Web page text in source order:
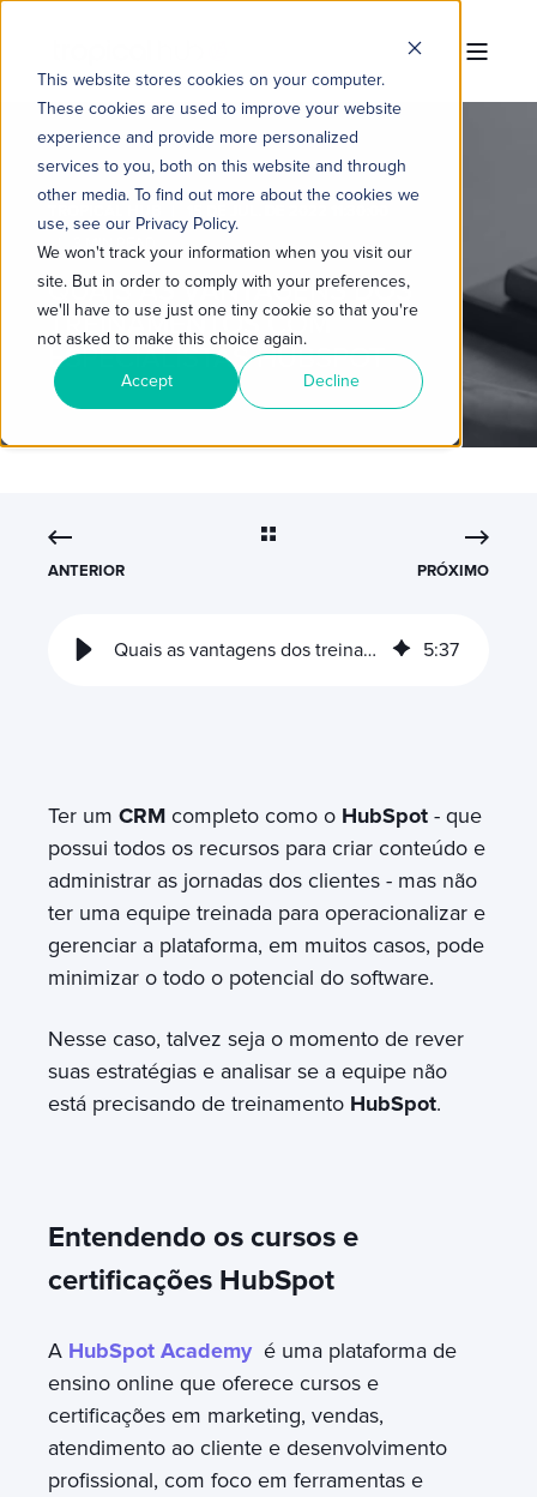
This website stores cookies on your computer.
These cookies are used to improve your website
experience and provide more personalized
services to you, both on this website and through
other media. To find out more about the cookies we
use, see our Privacy Policy.
We won't track your information when you visit our
site. But in order to comply with your preferences,
we'll have to use just one tiny cookie so that you're
not asked to make this choice again.
Accept Decline
3 MIN READ
QUAIS AS VANTAGENS DOS
TREINAMENTOS COM
ESPECIALISTAS HUBSPOT
ANTERIOR PRÓXIMO
Quais as vantagens dos treinamentos com especialistas HubSpot 5:37
Ter um CRM completo como o HubSpot - que
possui todos os recursos para criar conteúdo e
administrar as jornadas dos clientes - mas não
ter uma equipe treinada para operacionalizar e
gerenciar a plataforma, em muitos casos, pode
minimizar o todo o potencial do software.
Nesse caso, talvez seja o momento de rever
suas estratégias e analisar se a equipe não
está precisando de treinamento HubSpot.
Entendendo os cursos e
certificações HubSpot
A HubSpot Academy é uma plataforma de
ensino online que oferece cursos e
certificações em marketing, vendas,
atendimento ao cliente e desenvolvimento
profissional, com foco em ferramentas e